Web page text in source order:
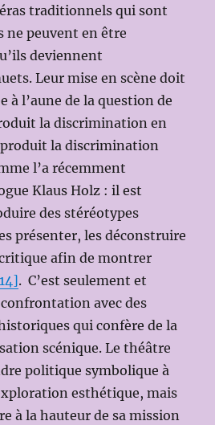
traditionnels qui sont
ne peuvent en être
deviennent
Leur mise en scène doit
à l’aune de la question de
la discrimination en
la discrimination
l’a récemment
Klaus Holz : il est
des stéréotypes
présenter, les déconstruire
afin de montrer
. C’est seulement et
avec des
qui confère de la
scénique. Le théâtre
politique symbolique à
esthétique, mais
à la hauteur de sa mission